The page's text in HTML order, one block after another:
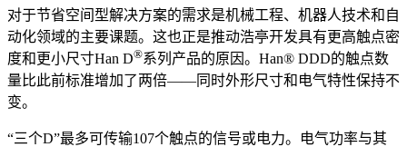
对于节省空间型解决方案的需求是机械工程、机器人技术和自
动化领域的主要课题。这也正是推动浩亭开发具有更高触点密
度和更小尺寸Han D®系列产品的原因。Han® DDD的触点数
量比此前标准增加了两倍——同时外形尺寸和电气特性保持不
变。
“三个D”最多可传输107个触点的信号或电力。电气功率与其